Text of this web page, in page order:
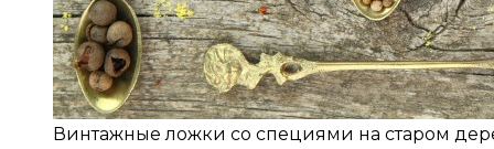
Винтажные ложки со специями на старом